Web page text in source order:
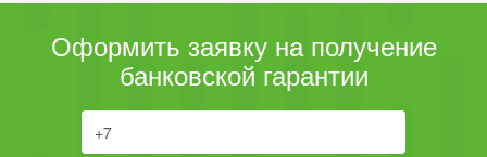
Оформить заявку на получение
банковской гарантии